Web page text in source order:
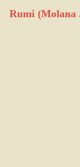
Rumi (Molana